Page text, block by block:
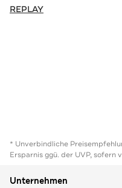
REPLAY
* Unverbindliche
Ersparnis ggü. der UVP, sofern
Unternehmen